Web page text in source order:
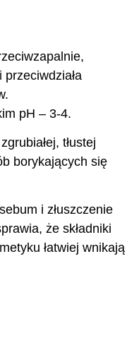
przeciwdziała
pH – 3-4.
tłustej
borykających się
i złuszczenie
że składniki
łatwiej wnikają